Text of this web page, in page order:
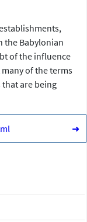
the Babylonian
of the influence
of the terms
are being
➜